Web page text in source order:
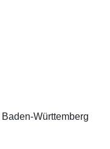
Württemberg